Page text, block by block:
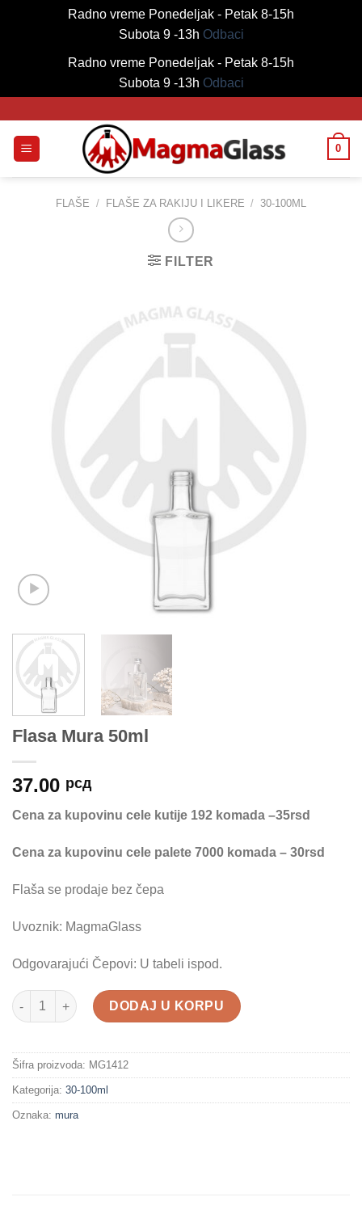
Radno vreme Ponedeljak - Petak 8-15h
Subota 9 -13h Odbaci
Radno vreme Ponedeljak - Petak 8-15h
Subota 9 -13h Odbaci
content
0
FLAŠE / FLAŠE ZA RAKIJU I LIKERE / 30-100ML
FILTER
Flasa Mura 50ml
37.00 рсд
Cena za kupovinu cele kutije 192 komada –35rsd
Cena za kupovinu cele palete 7000 komada – 30rsd
Flaša se prodaje bez čepa
Uvoznik: MagmaGlass
Odgovarajući Čepovi: U tabeli ispod.
Flasa Mura 50ml količina
DODAJ U KORPU
Šifra proizvoda: MG1412
Kategorija: 30-100ml
Oznaka: mura